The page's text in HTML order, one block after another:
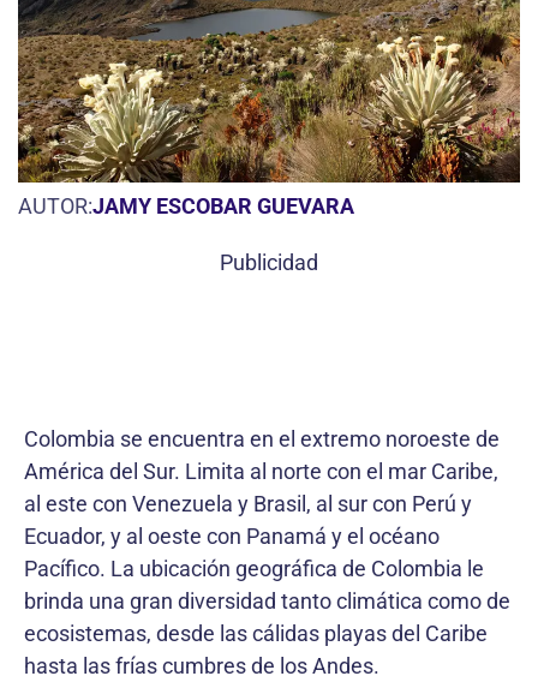
AUTOR:JAMY ESCOBAR GUEVARA
Publicidad
Colombia se encuentra en el extremo noroeste de
América del Sur. Limita al norte con el mar Caribe,
al este con Venezuela y Brasil, al sur con Perú y
Ecuador, y al oeste con Panamá y el océano
Pacífico. La ubicación geográfica de Colombia le
brinda una gran diversidad tanto climática como de
ecosistemas, desde las cálidas playas del Caribe
hasta las frías cumbres de los Andes.